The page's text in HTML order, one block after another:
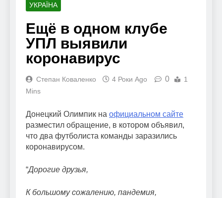
УКРАЇНА
Ещё в одном клубе
УПЛ выявили
коронавирус
Степан Коваленко 4 Роки Ago 0
1
Mins
Донецкий Олимпик на официальном сайте
разместил обращение, в котором объявил,
что два футболиста команды заразились
коронавирусом.
“Дорогие друзья,
К большому сожалению, пандемия,